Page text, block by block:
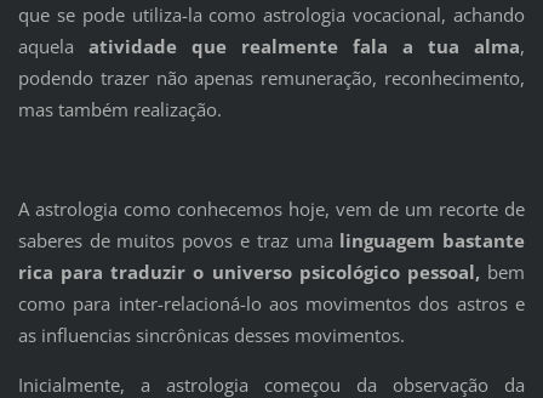
que se pode utiliza-la como astrologia vocacional, achando
aquela atividade que realmente fala a tua alma,
podendo trazer não apenas remuneração, reconhecimento,
mas também realização.
A astrologia como conhecemos hoje, vem de um recorte de
saberes de muitos povos e traz uma linguagem bastante
rica para traduzir o universo psicológico pessoal,bem
como para inter-relacioná-lo aos movimentos dos astros e
as influencias sincrônicas desses movimentos.
Inicialmente, a astrologia começou da observação da